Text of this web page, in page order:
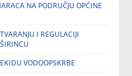
NA PODRUČJU OPĆINE
I REGULACIJI
VODOOPSKRBE